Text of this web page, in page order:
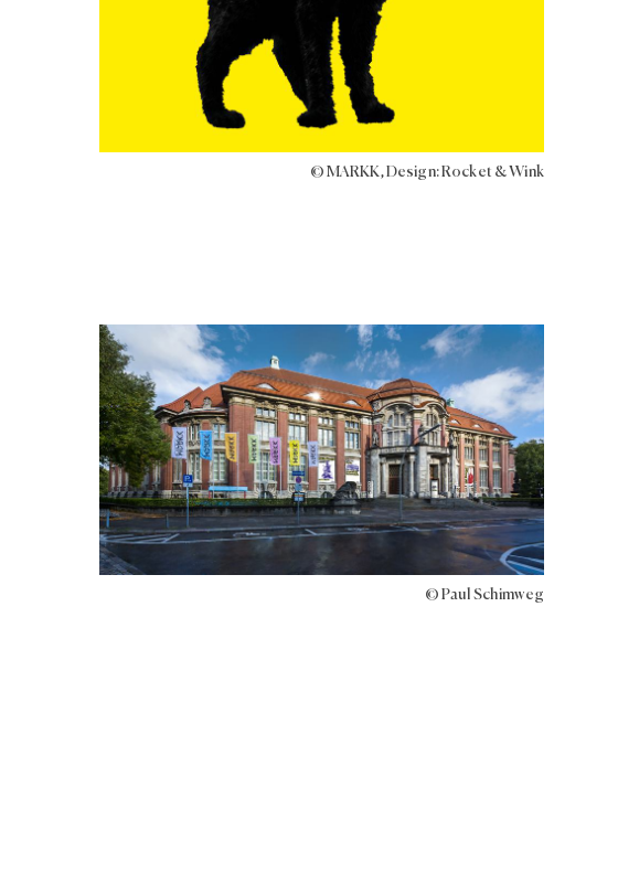
© MARKK, Design: Rocket & Wink
© Paul Schimweg